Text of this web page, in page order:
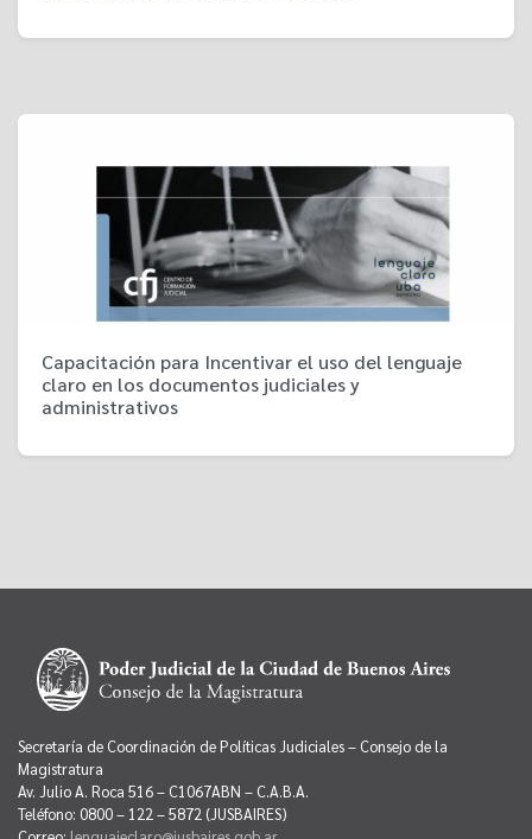
Capacitación para Incentivar el uso del lenguaje
claro en los documentos judiciales y
administrativos
Secretaría de Coordinación de Políticas Judiciales – Consejo de la
Magistratura
Av. Julio A. Roca 516 – C1067ABN – C.A.B.A.
Teléfono: 0800 – 122 – 5872 (JUSBAIRES)